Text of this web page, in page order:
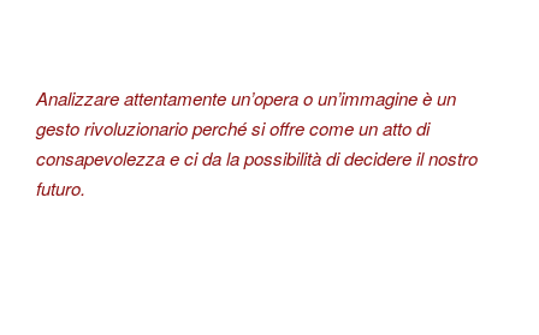
Analizzare attentamente un’opera o un’immagine è un
gesto rivoluzionario perché si offre come un atto di
consapevolezza e ci da la possibilità di decidere il nostro
futuro.